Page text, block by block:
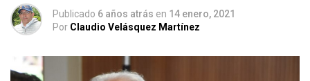
Publicado 6 años atrás en 14 enero, 2021
Por Claudio Velásquez Martínez